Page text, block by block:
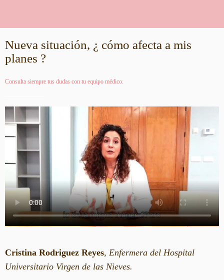
Nueva situación, ¿ cómo afecta a mis
planes ?
Consulta siempre tus dudas con tu equipo médico.
Cristina Rodriguez Reyes, Enfermera del Hospital
Universitario Virgen de las Nieves.